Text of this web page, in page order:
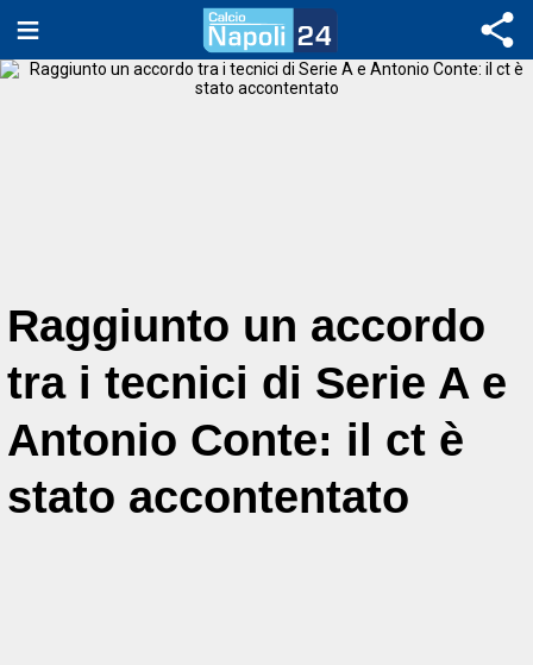
Raggiunto un accordo
tra i tecnici di Serie A e
Antonio Conte: il ct è
stato accontentato